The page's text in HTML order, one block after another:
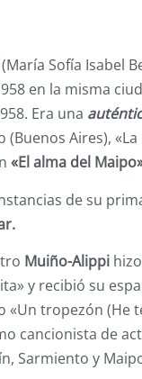
(María Sofía Isabel
en la misma
Era una
Aires),
«El alma del
de su
Muiño-Alippi
y recibió su
«Un tropezón (He
cancionista de
Sarmiento y